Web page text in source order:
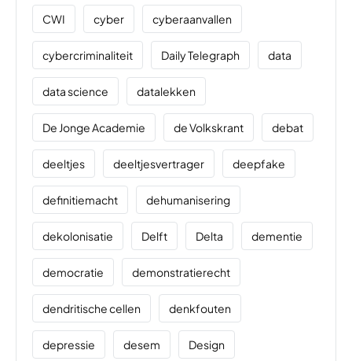
CWI cyber cyberaanvallen
cybercriminaliteit Daily Telegraph data
data science datalekken
De Jonge Academie de Volkskrant debat
deeltjes deeltjesvertrager deepfake
definitiemacht dehumanisering
dekolonisatie Delft Delta dementie
democratie demonstratierecht
dendritische cellen denkfouten
depressie desem Design